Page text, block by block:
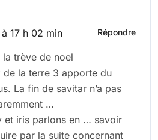
17 h 02 min
trève de noel
de la terre 3 apporte du
La fin de savitar n’a pas
…
et iris parlons en … savoir
par la suite concernant
Répondre